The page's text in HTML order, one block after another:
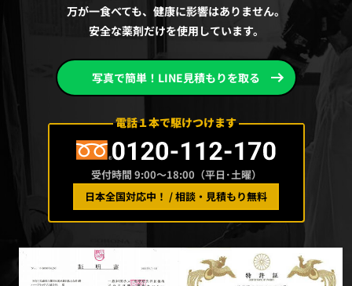
万が一食べても、健康に影響はありません。
安全な薬剤だけを使用しています。
写真で簡単！LINE見積もりを取る
電話１本で駆けつけます
日本全国対応中！ / 相談・見積もり無料
受付時間 9:00〜18:00（平日･土曜）